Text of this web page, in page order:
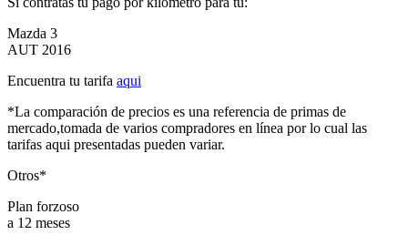
Mazda 3
AUT 2016
Encuentra tu tarifa aqui
*La comparación de precios es una referencia de primas de
mercado,tomada de varios compradores en línea por lo cual las
tarifas aqui presentadas pueden variar.
Otros*
Plan forzoso
a 12 meses